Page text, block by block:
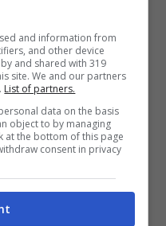
(e un
in
tra una
e una
non è un
il primo
and information from
and other device
and shared with 319
site. We and our partners
List of partners.
data on the basis
object to by managing
at the bottom of this page
consent in privacy